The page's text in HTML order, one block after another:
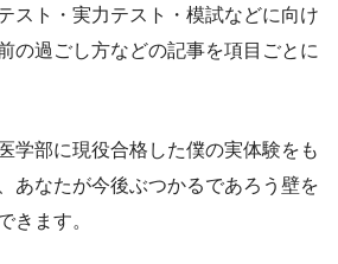
スト・実力テスト・模試などに向け
の過ごし方などの記事を項目ごとに
学部に現役合格した僕の実体験をも
あなたが今後ぶつかるであろう壁を
きます。